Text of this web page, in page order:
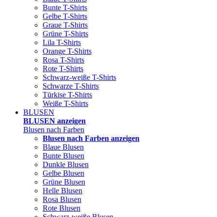
Bunte T-Shirts
Gelbe T-Shirts
Graue T-Shirts
Grüne T-Shirts
Lila T-Shirts
Orange T-Shirts
Rosa T-Shirts
Rote T-Shirts
Schwarz-weiße T-Shirts
Schwarze T-Shirts
Türkise T-Shirts
Weiße T-Shirts
BLUSEN
BLUSEN anzeigen
Blusen nach Farben
Blusen nach Farben anzeigen
Blaue Blusen
Bunte Blusen
Dunkle Blusen
Gelbe Blusen
Grüne Blusen
Helle Blusen
Rosa Blusen
Rote Blusen